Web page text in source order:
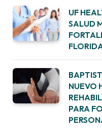
UF
SALUD
NUEVO
PARA